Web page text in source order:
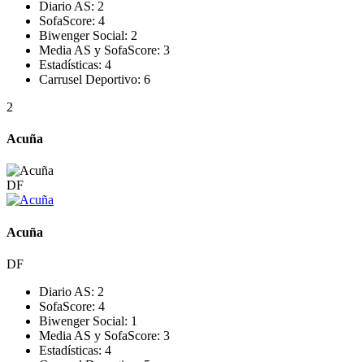
Diario AS: 2
SofaScore: 4
Biwenger Social: 2
Media AS y SofaScore: 3
Estadísticas: 4
Carrusel Deportivo: 6
2
Acuña
DF
Acuña
DF
Diario AS: 2
SofaScore: 4
Biwenger Social: 1
Media AS y SofaScore: 3
Estadísticas: 4